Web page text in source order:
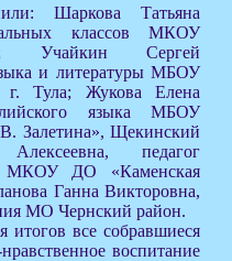
Шаркова Татьяна
классов МКОУ
Учайкин Сергей
и литературы МБОУ
Тула; Жукова Елена
языка МБОУ
Залетина», Щекинский
педагог
МКОУ ДО «Каменская
Ганна Викторовна,
МО Чернский район.
итогов все собравшиеся
воспитание